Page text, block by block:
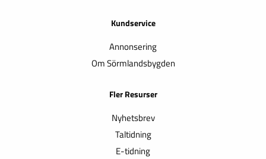
Kundservice
Annonsering
Om Sörmlandsbygden
Fler Resurser
Nyhetsbrev
Taltidning
E-tidning